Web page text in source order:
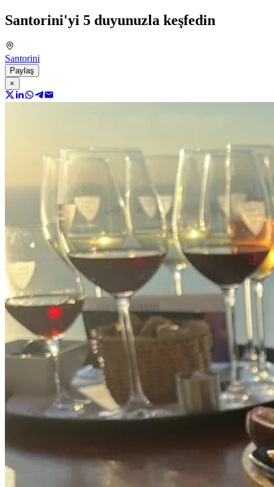
Santorini'yi 5 duyunuzla keşfedin
Santorini
Paylaş
×